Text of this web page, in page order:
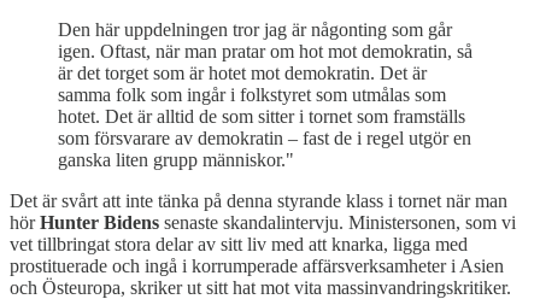
Den här uppdelningen tror jag är någonting som går
igen. Oftast, när man pratar om hot mot demokratin, så
är det torget som är hotet mot demokratin. Det är
samma folk som ingår i folkstyret som utmålas som
hotet. Det är alltid de som sitter i tornet som framställs
som försvarare av demokratin – fast de i regel utgör en
ganska liten grupp människor."
Det är svårt att inte tänka på denna styrande klass i tornet när man
hörHunter Bidens senaste skandalintervju. Ministersonen, som vi
vet tillbringat stora delar av sitt liv med att knarka, ligga med
prostituerade och ingå i korrumperade affärsverksamheter i Asien
och Östeuropa, skriker ut sitt hat mot vita massinvandringskritiker.